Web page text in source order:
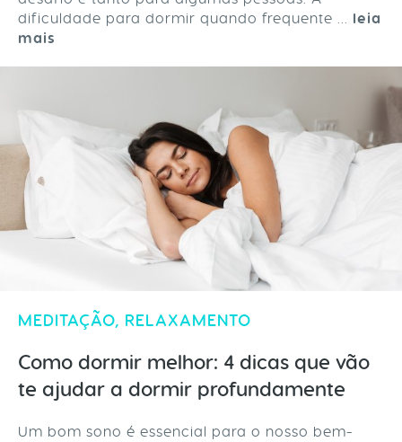
dificuldade para dormir quando frequente ... leia
mais
MEDITAÇÃO, RELAXAMENTO
Como dormir melhor: 4 dicas que vão
te ajudar a dormir profundamente
Um bom sono é essencial para o nosso bem-